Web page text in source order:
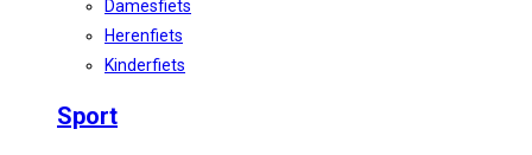
Damesfiets
Herenfiets
Kinderfiets
Sport